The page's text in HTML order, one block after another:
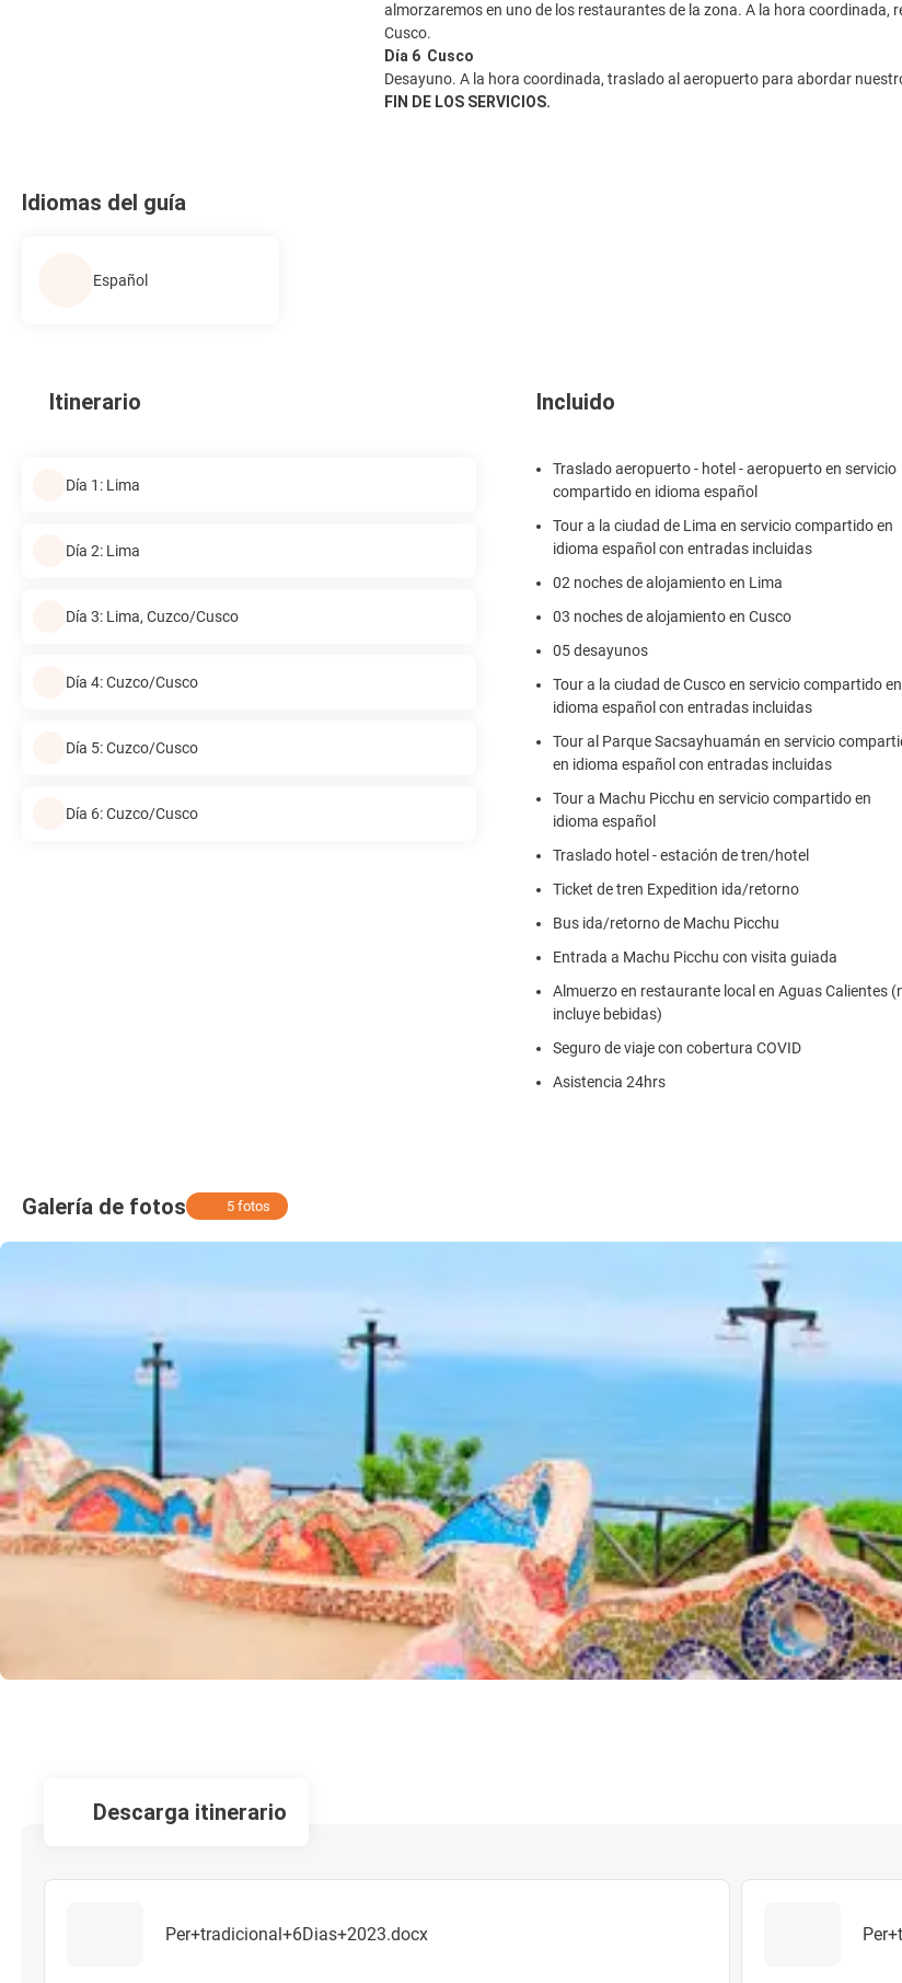
almorzaremos en uno de los restaurantes de la zona. A la hora
Cusco.
Día 6 Cusco
Desayuno. A la hora coordinada, traslado al aeropuerto para abordar
FIN DE LOS SERVICIOS.
Idiomas del guía
Español
Itinerario
Día 1: Lima
Día 2: Lima
Día 3: Lima, Cuzco/Cusco
Día 4: Cuzco/Cusco
Día 5: Cuzco/Cusco
Día 6: Cuzco/Cusco
Incluido
Traslado aeropuerto - hotel - aeropuerto en servicio
compartido en idioma español
Tour a la ciudad de Lima en servicio compartido en
idioma español con entradas incluidas
02 noches de alojamiento en Lima
03 noches de alojamiento en Cusco
05 desayunos
Tour a la ciudad de Cusco en servicio compartido en
idioma español con entradas incluidas
Tour al Parque Sacsayhuamán en servicio
en idioma español con entradas incluidas
Tour a Machu Picchu en servicio compartido en
idioma español
Traslado hotel - estación de tren/hotel
Ticket de tren Expedition ida/retorno
Bus ida/retorno de Machu Picchu
Entrada a Machu Picchu con visita guiada
Almuerzo en restaurante local en Aguas Calientes
incluye bebidas)
Seguro de viaje con cobertura COVID
Asistencia 24hrs
Galería de fotos 5 fotos
descarga itinerario
Per+tradicional+6Dias+2023.docx